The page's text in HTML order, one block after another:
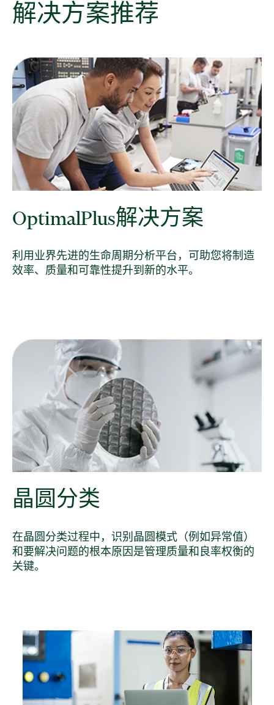
解决方案推荐
OptimalPlus解决方案
利用业界先进的生命周期分析平台，可助您将制造
效率、质量和可靠性提升到新的水平。
晶圆分类
在晶圆分类过程中，识别晶圆模式（例如异常值）
和要解决问题的根本原因是管理质量和良率权衡的
关键。